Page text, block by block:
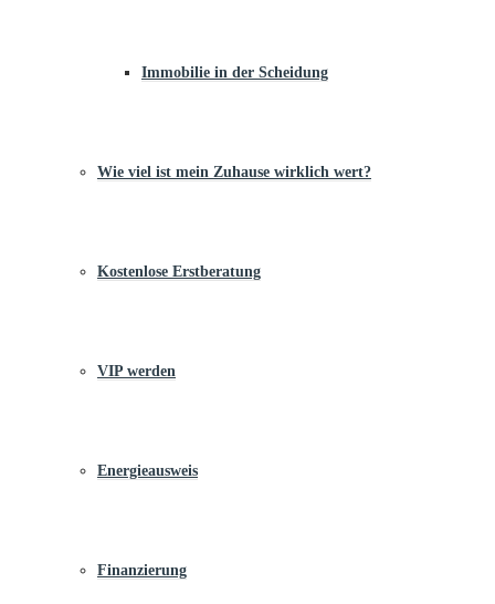
Immobilie in der Scheidung
Wie viel ist mein Zuhause wirklich wert?
Kostenlose Erstberatung
VIP werden
Energieausweis
Finanzierung